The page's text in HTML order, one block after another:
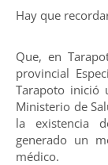
Hay que
Que, en
provincial
Tarapoto inició
Ministerio de
la existencia
generado un
médico.